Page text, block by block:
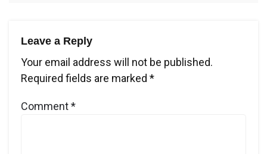
Leave a Reply
Your email address will not be published.
Required fields are marked *
Comment*